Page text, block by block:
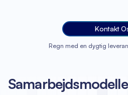
Kontakt
Regn med en dygtig